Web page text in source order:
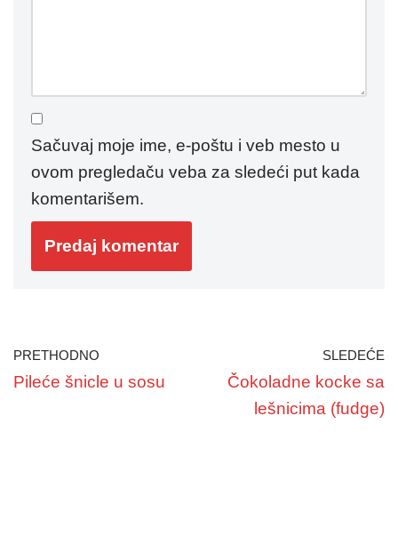
Sačuvaj moje ime, e-poštu i veb mesto u
ovom pregledaču veba za sledeći put kada
komentarišem.
PRETHODNO
Pileće šnicle u sosu
SLEDEĆE
Čokoladne kocke sa
lešnicima (fudge)